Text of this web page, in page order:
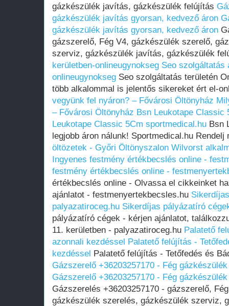
gázkészülék javítás, gázkészülék felújítás
gázkészülék javítás gyorsan, kedvező áron
gázkészülék javítás gyorsan, kedvező áron
gázszerelő, Fég V4, gázkészülék szerelő,
szerviz, gázkészülék javítás, gázkészülék
kerületben-onlineugynokseg Seo szolgáltatás
onlineugynokseg Seo szolgáltatás területén
több alkalommal is jelentős sikereket ért el-
vegyünk fel nyáron? – Fővárosi Öltönyház
– Fővárosi Öltönyház Bsn Leukotape Classic
Leukotape Classic 5Cm sportmedical.hu Bsn
legjobb áron nálunk! Sportmedical.hu
öltözetek - Győri Öltönyszalon Wilvorst
Ingyenes festmény értékbecslés online -
festmény értékbecslés online -
értékbecslés online - Olvassa el cikkeinket
ajánlatot - festmenyertekbecsles.hu
palyazatiroceg.hu Sikerdíjas pályázatíró
pályázatíró cégek - kérjen ajánlatot,
11. kerületben - palyazatiroceg.hu Palatető
azonnali kezdéssel Palatető felújítás -
kezdéssel Palatető felújítás - Tetőfedés és
Gázszerelő +36203257170 - Fég
Gázszerelő +36203257170 - Fég
Gázszerelés +36203257170 - gázszerelő,
gázkészülék szerelés, gázkészülék szerviz,